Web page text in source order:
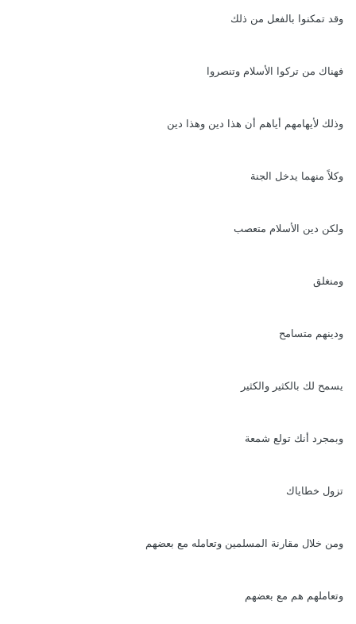
وقد تمكنوا بالفعل من ذلك
فهناك من تركوا الأسلام وتنصروا
وذلك لأيهامهم أياهم أن هذا دين وهذا دين
وكلاً منهما يدخل الجنة
ولكن دين الأسلام متعصب
ومنغلق
ودينهم متسامح
يسمح لك بالكثير والكثير
وبمجرد أنك تولع شمعة
تزول خطاياك
ومن خلال مقارنة المسلمين وتعامله مع بعضهم
وتعاملهم هم مع بعضهم